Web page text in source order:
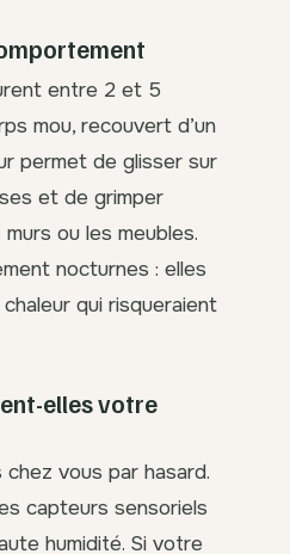
entre 2 et 5
mou, recouvert d’un
permet de glisser sur
et de grimper
ou les meubles.
nocturnes : elles
qui risqueraient
elles votre
chez vous par hasard.
capteurs sensoriels
humidité. Si votre